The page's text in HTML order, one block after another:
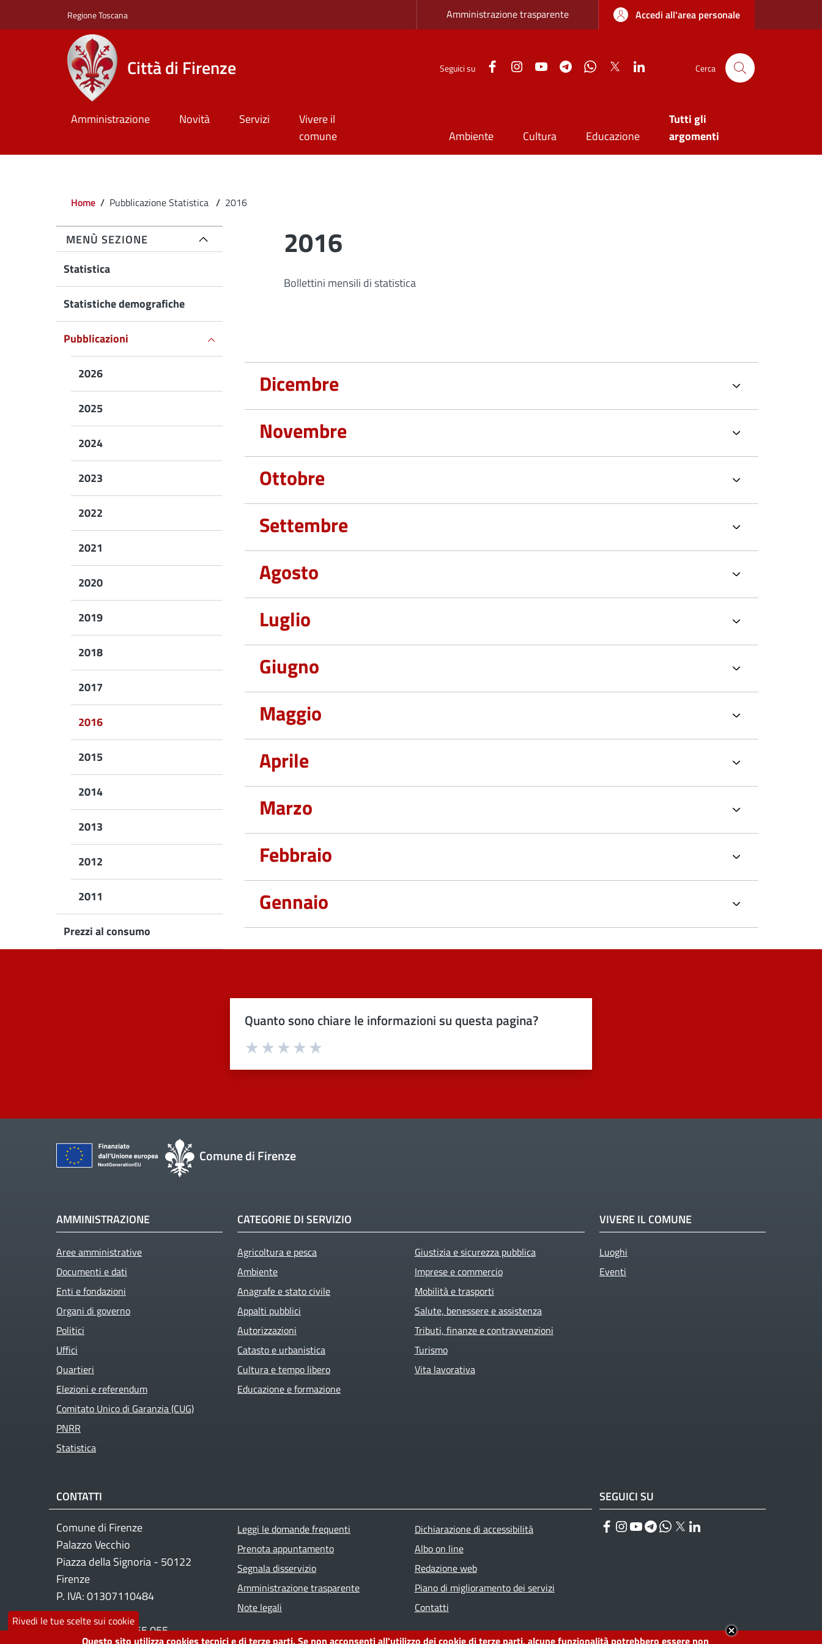
Rivedi le tue scelte sui cookie
Questo sito utilizza cookies tecnici e di terze parti. Se non acconsenti all'utilizzo dei cookie di terze parti, alcune funzionalità potrebbero essere non
Regione Toscana Zona superiore sottile
Amministrazione trasparente Accedi all'area personale
Città di Firenze Seguici su FacebookInstagramYouTubeTelegramWhatsApp
Twitter Cerca
Amministrazione Novità Servizi
Vivere il
comune
Ambiente Cultura Educazione
Tutti gli
argomenti
Briciole di pane
Home / Pubblicazione Statistica / 2016
MENÙ SEZIONE
Statistica
Statistiche demografiche
Pubblicazioni
2026
2025
2024
2023
2022
2021
2020
2019
2018
2017
2016
2015
2014
2013
2012
2011
Prezzi al consumo
2016
Bollettini mensili di statistica
Dicembre
Novembre
Ottobre
Settembre
Agosto
Luglio
Giugno
Maggio
Aprile
Marzo
Febbraio
Gennaio
Quanto sono chiare le informazioni su questa pagina?
Valuta 4 stelle su 5
Valuta 3 stelle su 5
Valuta 2 stelle su 5
Valuta 1 stelle su 5
Comune di Firenze
AMMINISTRAZIONE
Aree amministrative
Documenti e dati
Enti e fondazioni
Organi di governo
Politici
Uffici
Quartieri
Elezioni e referendum
Comitato Unico di Garanzia (CUG)
PNRR
Statistica
CATEGORIE DI SERVIZIO
Agricoltura e pesca
Ambiente
Anagrafe e stato civile
Appalti pubblici
Autorizzazioni
Catasto e urbanistica
Cultura e tempo libero
Educazione e formazione
Giustizia e sicurezza pubblica
Imprese e commercio
Mobilità e trasporti
Salute, benessere e assistenza
Tributi, finanze e contravvenzioni
Turismo
Vita lavorativa
VIVERE IL COMUNE
Luoghi
Eventi
CONTATTI
Comune di Firenze
Palazzo Vecchio
Piazza della Signoria - 50122
Firenze
P. IVA: 01307110484
Contact center: 055 055
Footer menu
Leggi le domande frequenti
Prenota appuntamento
Segnala disservizio
Amministrazione trasparente
Note legali
Dichiarazione di accessibilità
Albo on line
Redazione web
Piano di miglioramento dei servizi
Contatti
SEGUICI SU
Facebook
Instagram
YouTube
Telegram
WhatsApp
Twitter